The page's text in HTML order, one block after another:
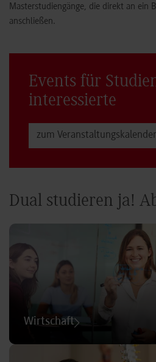
Masterstudiengänge, die direkt an ein
anschließen.
Events für
interessierte
zum Veranstaltungs­kalender
Dual studieren ja!
Wirtschaft